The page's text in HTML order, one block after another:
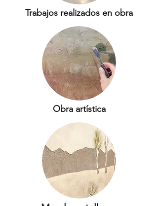
Trabajos realizados en obra
Obra artística